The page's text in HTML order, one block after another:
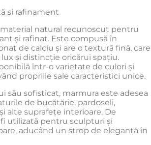
și rafinament
natural recunoscut pentru
și rafinat. Este compusă în
de calciu și are o textură fină, care
și distincție oricărui spațiu.
într-o varietate de culori și
propriile sale caracteristici unice.
său sofisticat, marmura este adesea
de bucătărie, pardoseli,
alte suprafețe interioare. De
utilizată pentru sculpturi și
aducând un strop de eleganță în